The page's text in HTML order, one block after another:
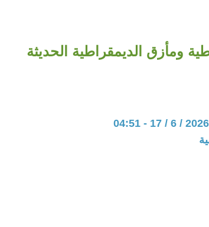
ومأزق الديمقراطية الحديثة